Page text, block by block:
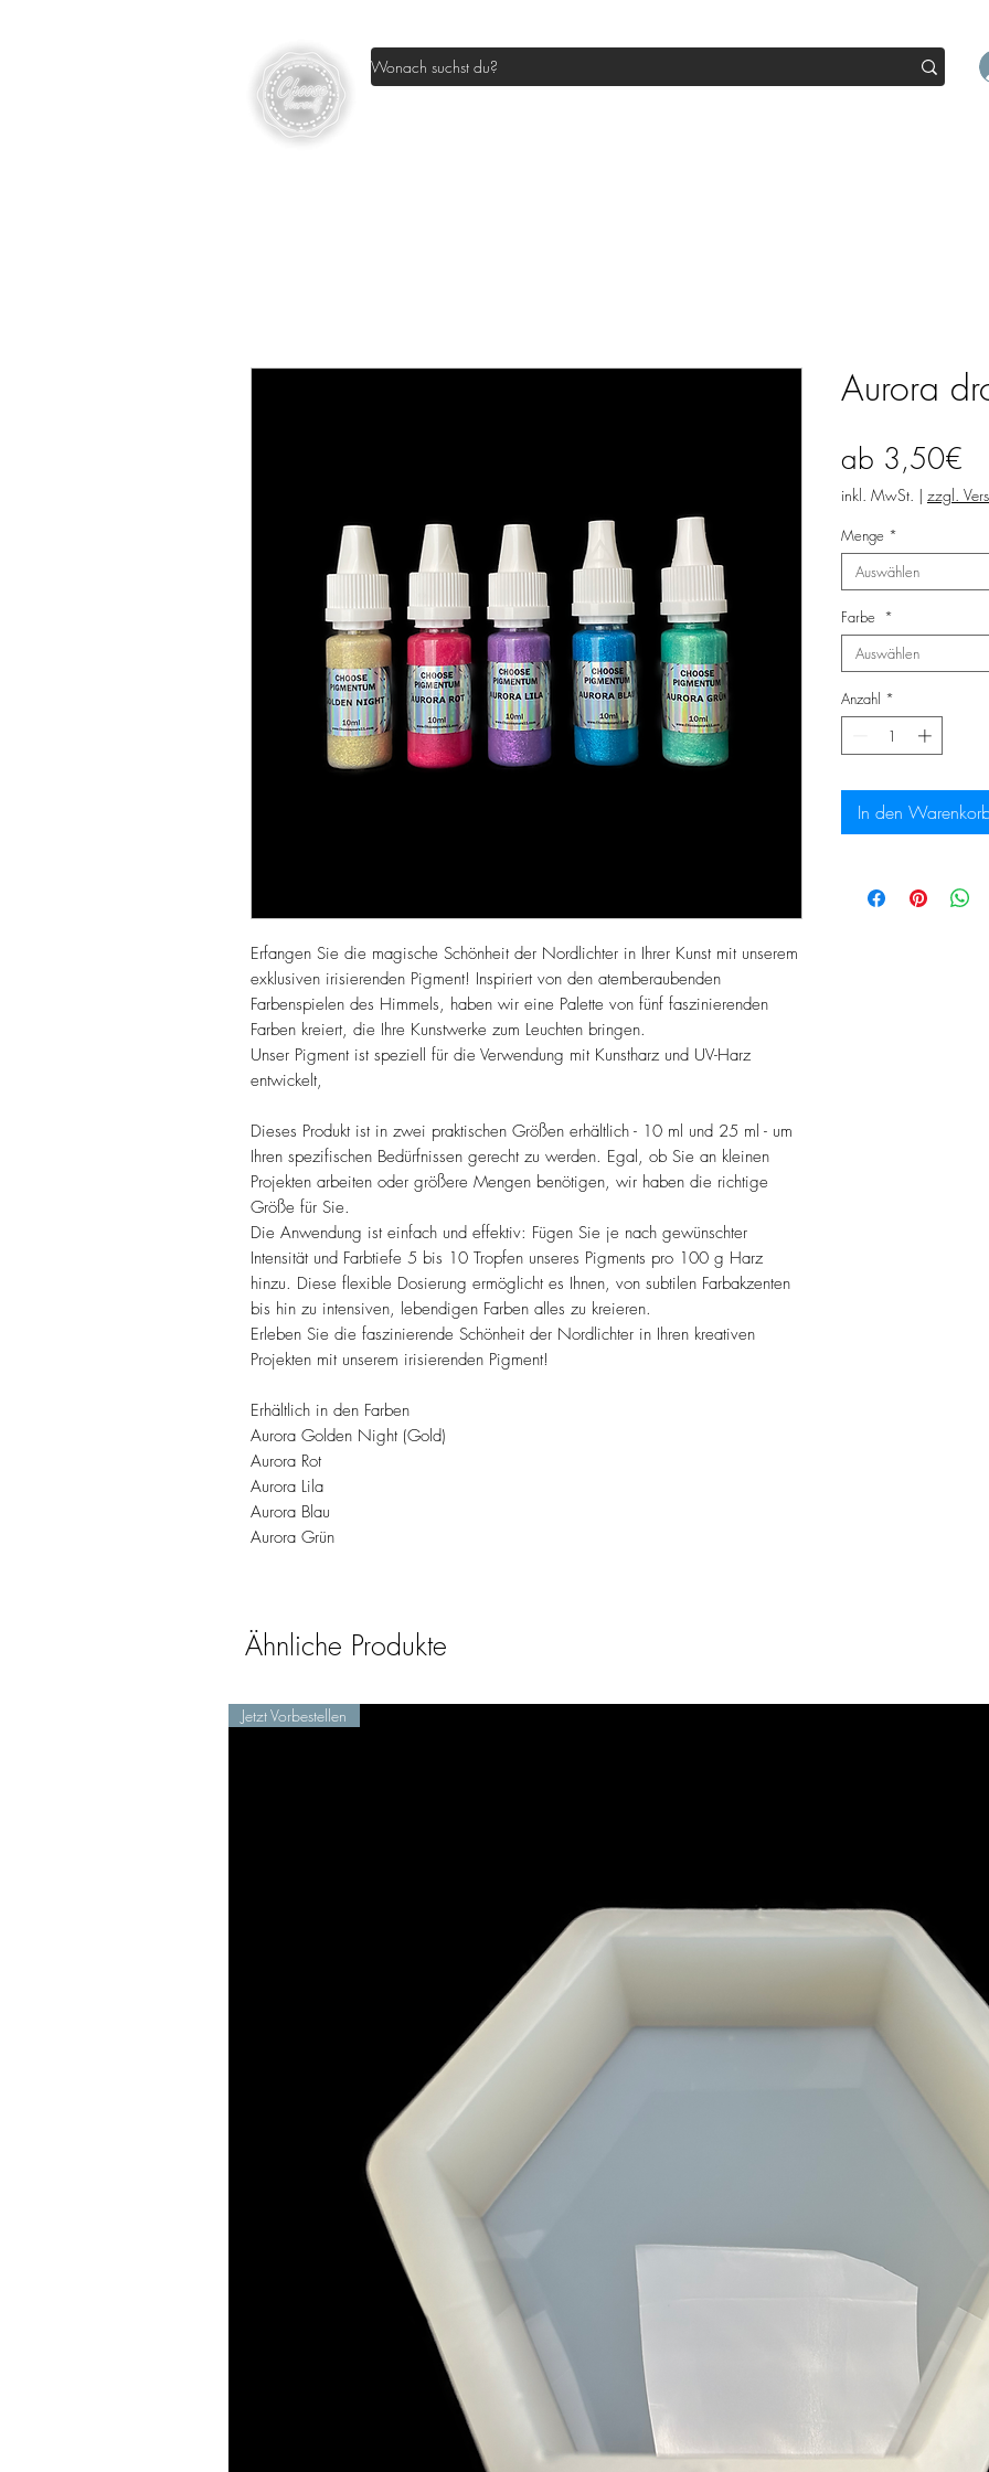
Erfangen Sie die magische Schönheit der Nordlichter in Ihrer Kunst mit unserem
exklusiven irisierenden Pigment! Inspiriert von den atemberaubenden
Farbenspielen des Himmels, haben wir eine Palette von fünf faszinierenden
Farben kreiert, die Ihre Kunstwerke zum Leuchten bringen.
Unser Pigment ist speziell für die Verwendung mit Kunstharz und UV-Harz
entwickelt,
Dieses Produkt ist in zwei praktischen Größen erhältlich - 10 ml und 25 ml - um
Ihren spezifischen Bedürfnissen gerecht zu werden. Egal, ob Sie an kleinen
Projekten arbeiten oder größere Mengen benötigen, wir haben die richtige
Größe für Sie.
Die Anwendung ist einfach und effektiv: Fügen Sie je nach gewünschter
Intensität und Farbtiefe 5 bis 10 Tropfen unseres Pigments pro 100 g Harz
hinzu. Diese flexible Dosierung ermöglicht es Ihnen, von subtilen Farbakzenten
bis hin zu intensiven, lebendigen Farben alles zu kreieren.
Erleben Sie die faszinierende Schönheit der Nordlichter in Ihren kreativen
Projekten mit unserem irisierenden Pigment!
Erhältlich in den Farben
Aurora Golden Night (Gold)
Aurora Rot
Aurora Lila
Aurora Blau
Aurora Grün
Aurora
ab 3,50€
inkl. MwSt. | zzgl.
Menge *
Auswählen
Farbe *
Auswählen
Anzahl *
In den
Ähnliche Produkte
Jetzt Vorbestellen